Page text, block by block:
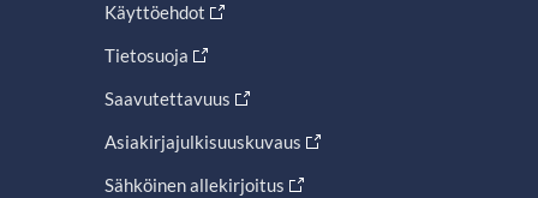
Käyttöehdot
Tietosuoja
Saavutettavuus
Asiakirjajulkisuuskuvaus
Sähköinen allekirjoitus